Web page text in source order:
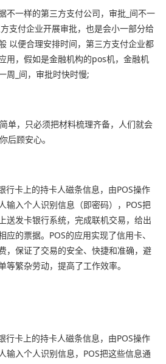
不一样的第三方支付公司，审批_间不一
支付企业开展审批，也是会小一部分给
以便合理安排时间，第三方支付企业都
用，假如是金融机构的pos机，金融机
周_间，审批时快时慢;
单，只必须把材料梳理齐备，人们就会
后顾安心。
行卡上的持卡人磁条信息，由POS操作
输入个人识别信息（即密码），POS把
送发卡银行系统，完成联机交易，给出
的票据。POS的应用实现了信用卡、
，保证了交易的安全、快捷和准确，避
繁杂劳动，提高了工作效率。
行卡上的持卡人磁条信息，由POS操作
输入个人识别信息，POS把这些信息通